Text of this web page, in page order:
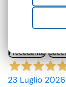
Le nostre
Precedente
23 Luglio 2026